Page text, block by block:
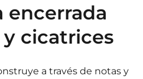
encerrada
cicatrices
a través de notas y